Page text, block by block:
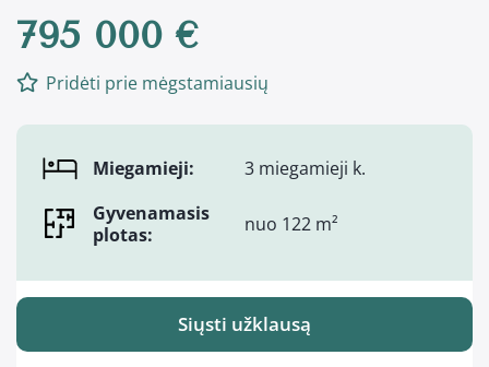
795 000 €
Pridėti prie mėgstamiausių
Miegamieji:
3 miegamieji k.
Gyvenamasis
plotas:
nuo 122 m²
Siųsti užklausą